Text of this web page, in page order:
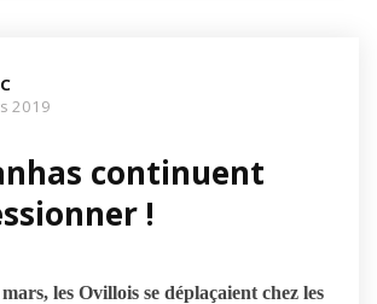
2019
continuent
!
les Ovillois se déplaçaient chez les